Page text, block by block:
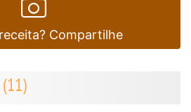
Compartilhe